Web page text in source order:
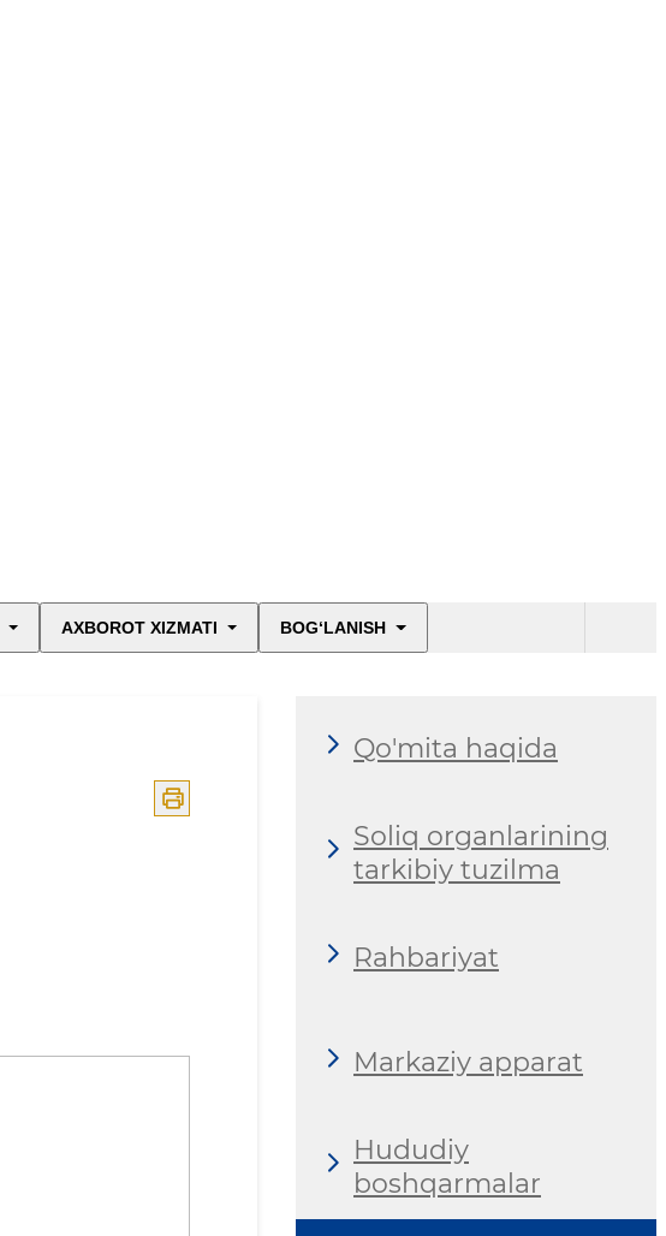
AXBOROT XIZMATI BOG‘LANISH
Qo'mita haqida
Soliq organlarining
tarkibiy tuzilma
Rahbariyat
Markaziy apparat
Hududiy
boshqarmalar